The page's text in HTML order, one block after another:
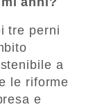
tre perni
a
le riforme
e